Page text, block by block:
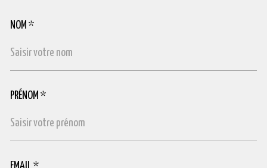
TRAD_MELTEM_VOSCOORDONNEES
NOM *
PRÉNOM *